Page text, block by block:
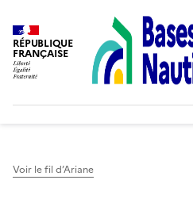
RÉPUBLIQUE
FRANÇAISE
Voir le fil d’Ariane